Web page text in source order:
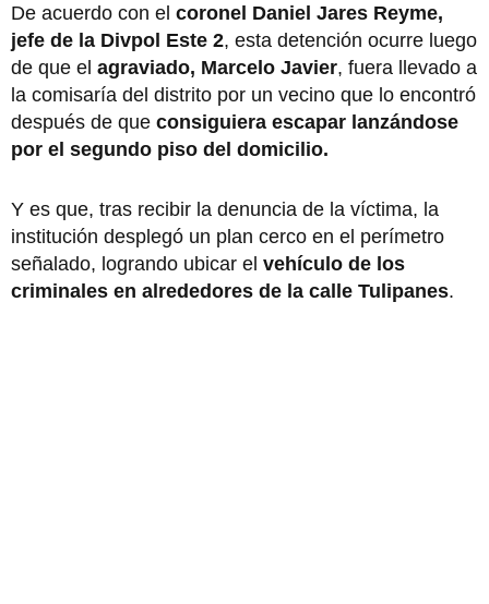
De acuerdo con el coronel Daniel Jares Reyme,
jefe de la Divpol Este 2, esta detención ocurre luego
de que el agraviado, Marcelo Javier, fuera llevado a
la comisaría del distrito por un vecino que lo encontró
después de que consiguiera escapar lanzándose
por el segundo piso del domicilio.
Y es que, tras recibir la denuncia de la víctima, la
institución desplegó un plan cerco en el perímetro
señalado, logrando ubicar el vehículo de los
criminales en alrededores de la calle Tulipanes.